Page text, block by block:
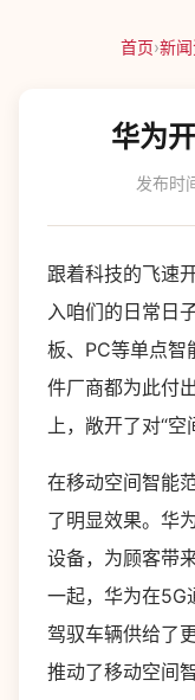
首页›新
华为
发布
跟着科技的飞速
入咱们的日常日
板、PC等单点智
件厂商都为此付
上，敞开了对“空
在移动空间智能
了明显效果。华
设备，为顾客带
一起，华为在5G
驾驭车辆供给了
推动了移动空间